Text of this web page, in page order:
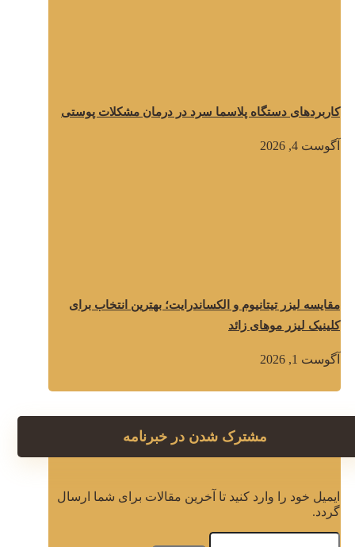
کاربردهای دستگاه پلاسما سرد در درمان مشکلات پوستی
آگوست 4, 2026
مقایسه لیزر تیتانیوم و الکساندرایت؛ بهترین انتخاب برای
کلینیک لیزر موهای زائد
آگوست 1, 2026
مشترک شدن در خبرنامه
ایمیل خود را وارد کنید تا آخرین مقالات برای شما ارسال
گردد.